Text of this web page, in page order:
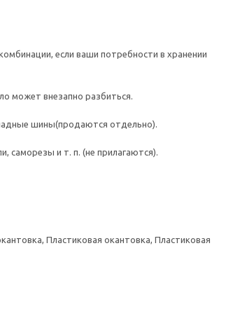
если ваши потребности в хранении
может внезапно разбиться.
шины(продаются отдельно).
саморезы и т. п. (не прилагаются).
Пластиковая окантовка, Пластиковая